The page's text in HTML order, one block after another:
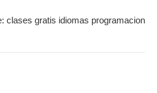
clases gratis idiomas programacion